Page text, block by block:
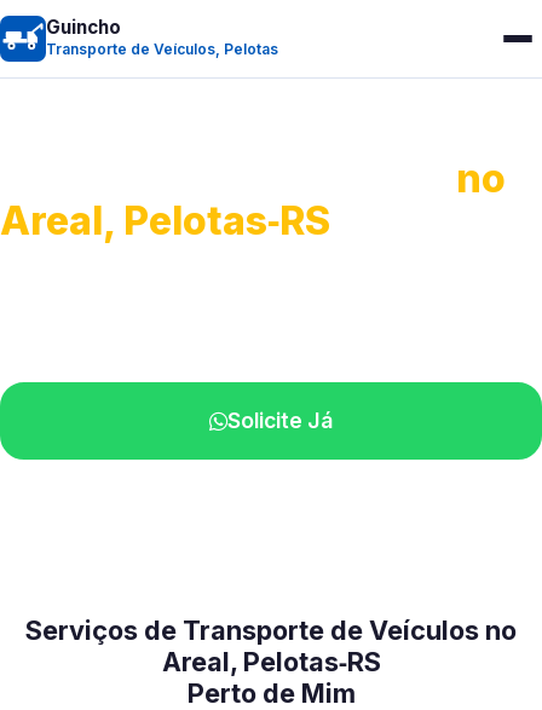
Guincho
Transporte de Veículos, Pelotas
no
Areal, Pelotas‑RS
Solicite Já
Serviços de Transporte de Veículos no
Areal, Pelotas‑RS
Perto de Mim